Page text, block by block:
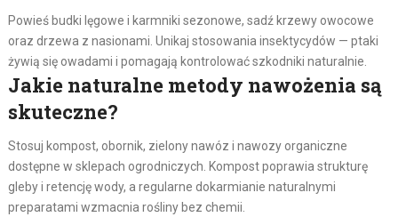
Powieś budki lęgowe i karmniki sezonowe, sadź krzewy owocowe
oraz drzewa z nasionami. Unikaj stosowania insektycydów — ptaki
żywią się owadami i pomagają kontrolować szkodniki naturalnie.
Jakie naturalne metody nawożenia są
skuteczne?
Stosuj kompost, obornik, zielony nawóz i nawozy organiczne
dostępne w sklepach ogrodniczych. Kompost poprawia strukturę
gleby i retencję wody, a regularne dokarmianie naturalnymi
preparatami wzmacnia rośliny bez chemii.